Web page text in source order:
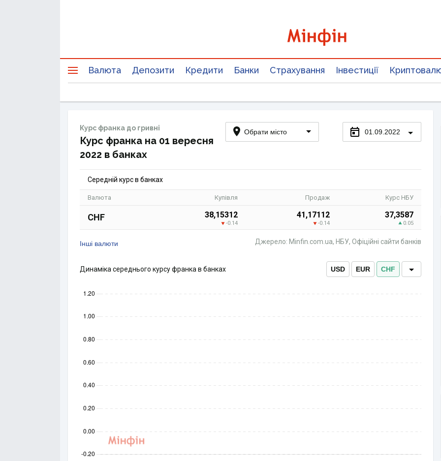
Валюта Депозити Кредити Банки Страхування Інвестиції
Курс франка до гривні
Курс франка на 01 вересня
2022 в банках
Обрати місто 01.09.2022
Середній курс в банках
Валюта Купівля Продаж Курс НБУ
CHF 38,15312
-0.14
41,17112
-0.14
37,3587
0.05
Інші валюти Джерело: Minfin.com.ua, НБУ, Офіційні сайти банків
Динаміка середнього курсу франка в банках USD EUR CHF